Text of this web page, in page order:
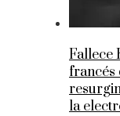
Fallece
francés
la